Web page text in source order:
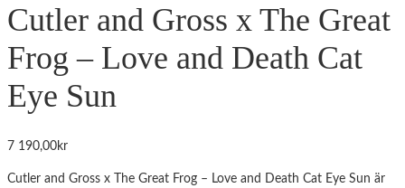
Cutler and Gross x The Great
Frog – Love and Death Cat
Eye Sun
7 190,00kr
Cutler and Gross x The Great Frog – Love and Death Cat Eye Sun är